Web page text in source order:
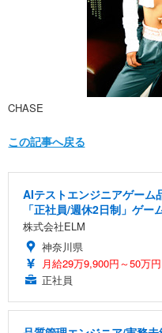
CHASE
この記事へ戻る
AIテストエンジニアゲーム
「正社員/週休2日制」ゲ
株式会社ELM
神奈川県
月給29万9,900円～50万円
正社員